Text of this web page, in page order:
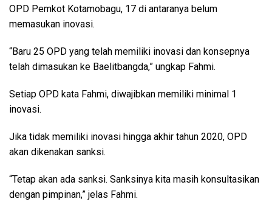
OPD Pemkot Kotamobagu, 17 di antaranya belum
memasukan inovasi.
“Baru 25 OPD yang telah memiliki inovasi dan konsepnya
telah dimasukan ke Baelitbangda,” ungkap Fahmi.
Setiap OPD kata Fahmi, diwajibkan memiliki minimal 1
inovasi.
Jika tidak memiliki inovasi hingga akhir tahun 2020, OPD
akan dikenakan sanksi.
“Tetap akan ada sanksi. Sanksinya kita masih konsultasikan
dengan pimpinan,” jelas Fahmi.